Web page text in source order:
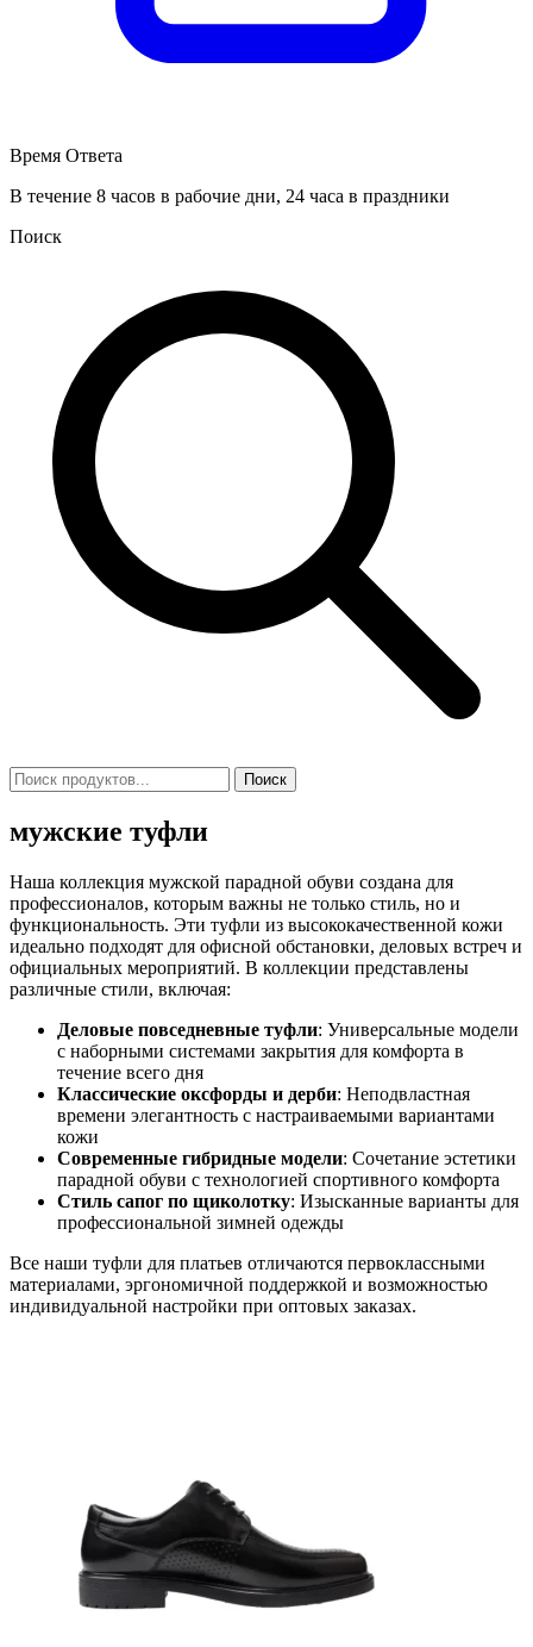
Время Ответа
В течение 8 часов в рабочие дни, 24 часа в праздники
Поиск
Поиск
мужские туфли
Наша коллекция мужской парадной обуви создана для
профессионалов, которым важны не только стиль, но и
функциональность. Эти туфли из высококачественной кожи
идеально подходят для офисной обстановки, деловых встреч и
официальных мероприятий. В коллекции представлены
различные стили, включая:
Деловые повседневные туфли: Универсальные модели
с наборными системами закрытия для комфорта в
течение всего дня
Классические оксфорды и дерби: Неподвластная
времени элегантность с настраиваемыми вариантами
кожи
Современные гибридные модели: Сочетание эстетики
парадной обуви с технологией спортивного комфорта
Стиль сапог по щиколотку: Изысканные варианты для
профессиональной зимней одежды
Все наши туфли для платьев отличаются первоклассными
материалами, эргономичной поддержкой и возможностью
индивидуальной настройки при оптовых заказах.